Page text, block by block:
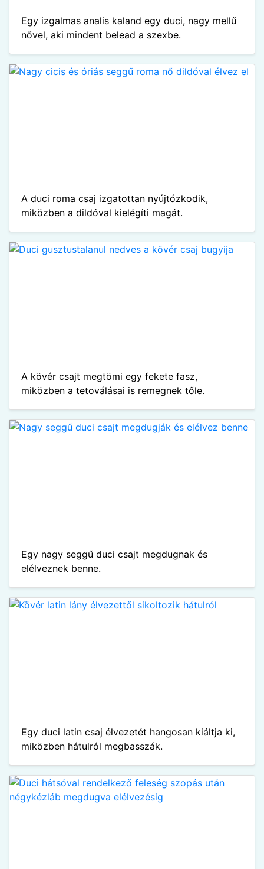
Egy izgalmas analis kaland egy duci, nagy mellű
nővel, aki mindent belead a szexbe.
A duci roma csaj izgatottan nyújtózkodik,
miközben a dildóval kielégíti magát.
A kövér csajt megtömi egy fekete fasz,
miközben a tetoválásai is remegnek tőle.
Egy nagy seggű duci csajt megdugnak és
elélveznek benne.
Egy duci latin csaj élvezetét hangosan kiáltja ki,
miközben hátulról megbasszák.